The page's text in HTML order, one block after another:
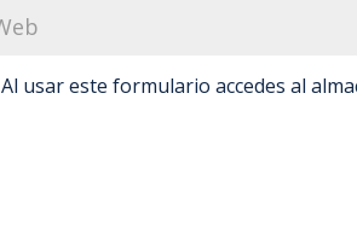
Al usar este formulario accedes al